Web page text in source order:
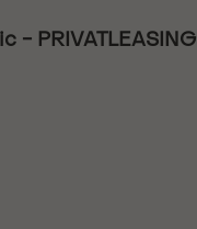
- PRIVATLEASING